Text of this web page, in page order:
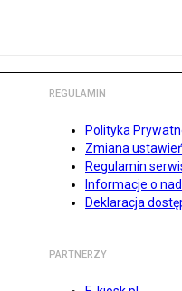
REGULAMIN
Polityka
Zmiana
Regulamin
Informacje o
Deklaracja
PARTNERZY